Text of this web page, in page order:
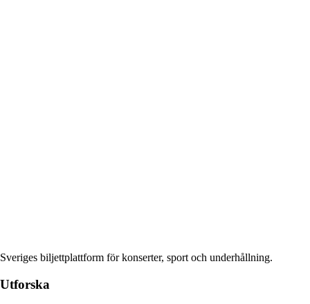
Sveriges biljettplattform för konserter, sport och underhållning.
Utforska